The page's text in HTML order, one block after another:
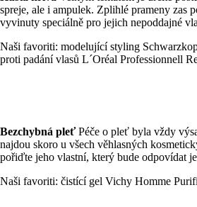
spreje, ale i ampulek. Zplihlé prameny zas
vyvinuty speciálně pro jejich nepoddajné
Naši favoriti: modelující styling
proti padání vlasů L´Oréal Professionnell
Bezchybná pleťPéče o pleť byla vždy
najdou skoro u všech věhlasných
pořiďte jeho vlastní, který bude odpovídat
Naši favoriti: čistící gel Vichy Homme